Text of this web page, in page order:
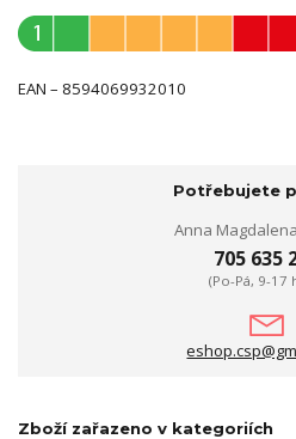
EAN – 8594069932010
Potřebujete
Anna
705 635
(Po-Pá, 9-17
Zboží zařazeno v kategoriích